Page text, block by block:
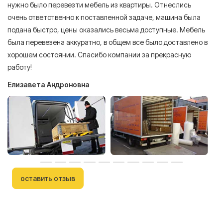
нужно было перевезти мебель из квартиры. Отнеслись
очень ответственно к поставленной задаче, машина была
подана быстро, цены оказались весьма доступные. Мебель
была перевезена аккуратно, в общем все было доставлено в
хорошем состоянии. Спасибо компании за прекрасную
работу!
Елизавета Андроновна
оставить отзыв